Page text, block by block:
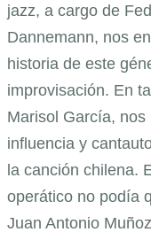
jazz, a cargo de
Dannemann, nos
historia de este
improvisación. En
Marisol García, nos
influencia y
la canción chilena.
operático no podía
Juan Antonio